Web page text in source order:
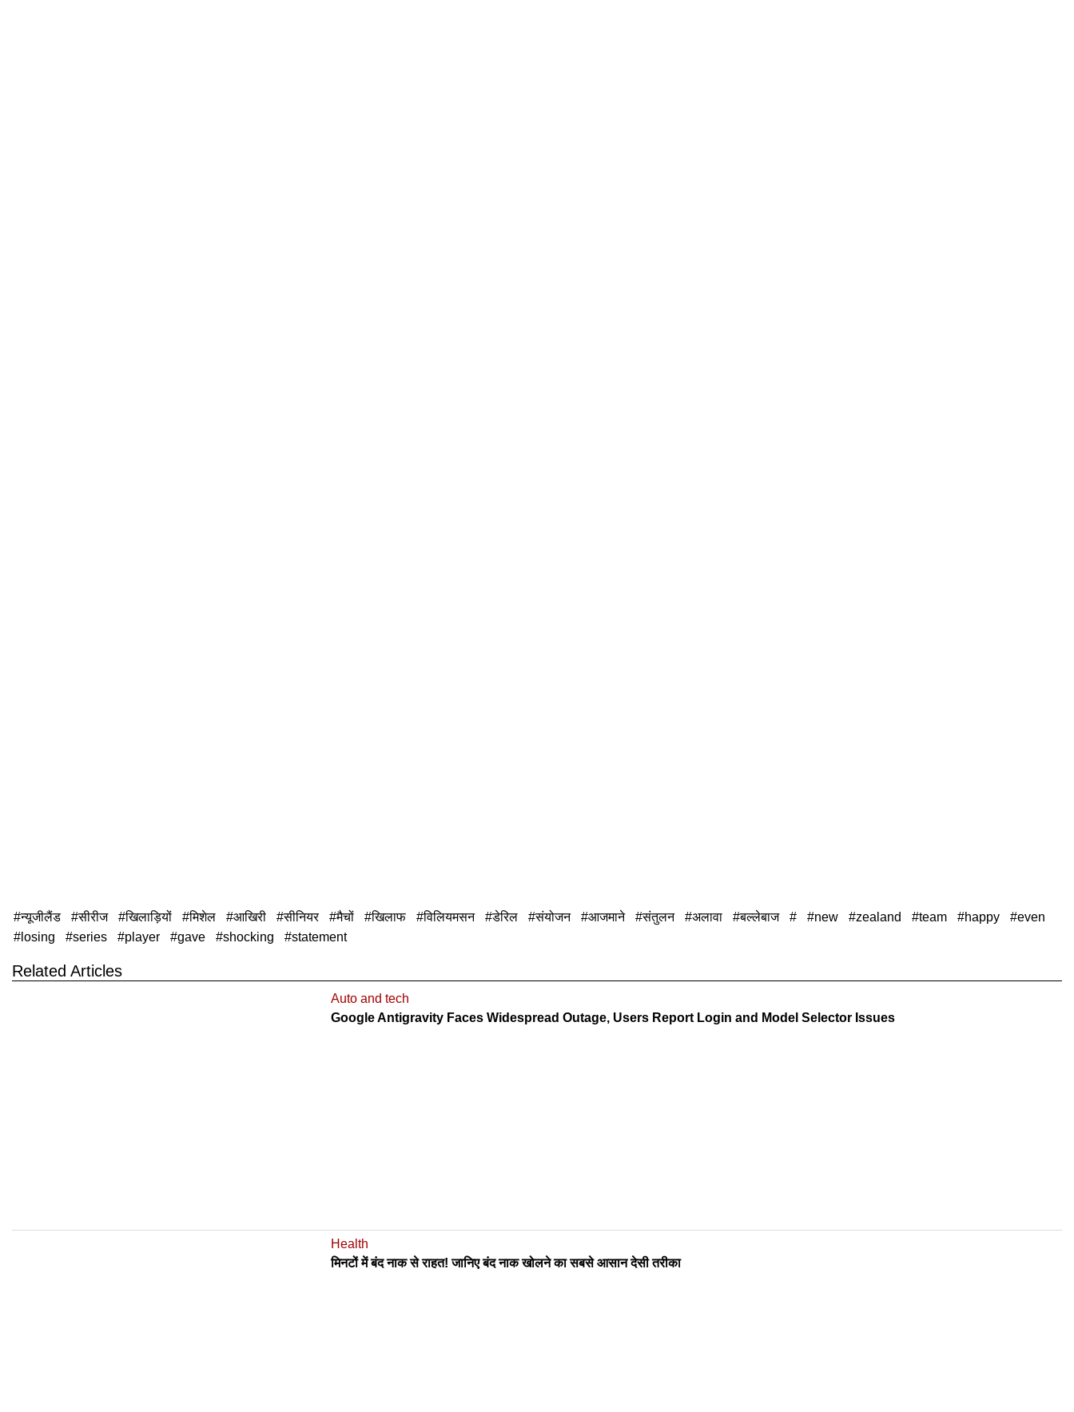
न्यूजीलैंड सीरीज खिलाड़ियों मिशेल आखिरी सीनियर मैचों खिलाफ विलियमसन डेरिल संयोजन आजमाने संतुलन अलावा बल्लेबाज new zealand team happy
even
losing
series player gave shocking statement
Related Articles
Auto and tech
Google Antigravity Faces Widespread Outage, Users Report Login and Model Selector Issues
Health
मिनटों में बंद नाक से राहत! जानिए बंद नाक खोलने का सबसे आसान देसी तरीका